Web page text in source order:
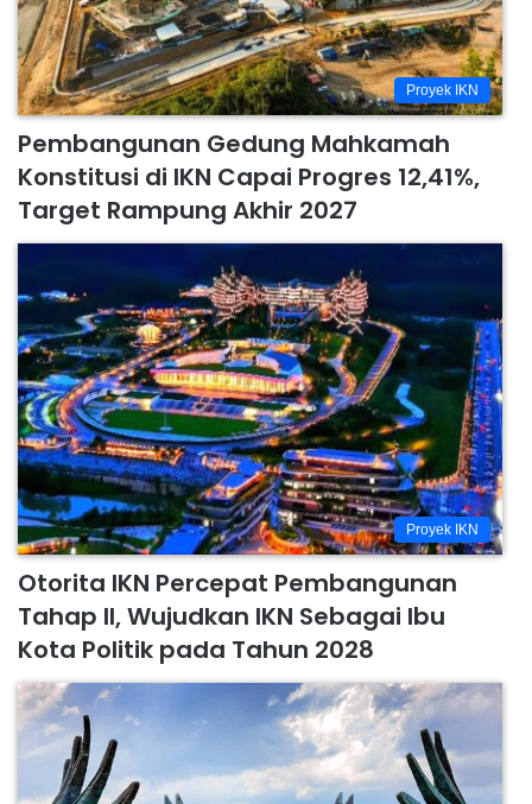
Proyek IKN
Pembangunan Gedung Mahkamah
Konstitusi di IKN Capai Progres 12,41%,
Target Rampung Akhir 2027
Proyek IKN
Otorita IKN Percepat Pembangunan
Tahap II, Wujudkan IKN Sebagai Ibu
Kota Politik pada Tahun 2028